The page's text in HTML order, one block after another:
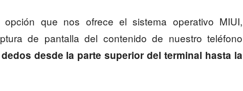
que nos ofrece el sistema operativo MIUI,
de pantalla del contenido de nuestro teléfono
desde la parte superior del terminal hasta la